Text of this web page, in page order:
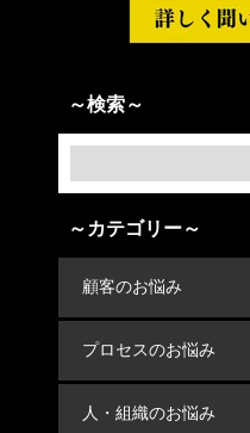
～検索～
～カテゴリー～
顧客のお悩み
プロセスのお悩み
人・組織のお悩み